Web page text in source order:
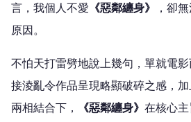
言，我個人不愛 《惡鄰纏身》
，卻
原因。
不怕天打雷劈地說上幾句，單就電影
接淩亂令作品呈現略顯破碎之感，加
兩相結合下，
《惡鄰纏身》 在核心